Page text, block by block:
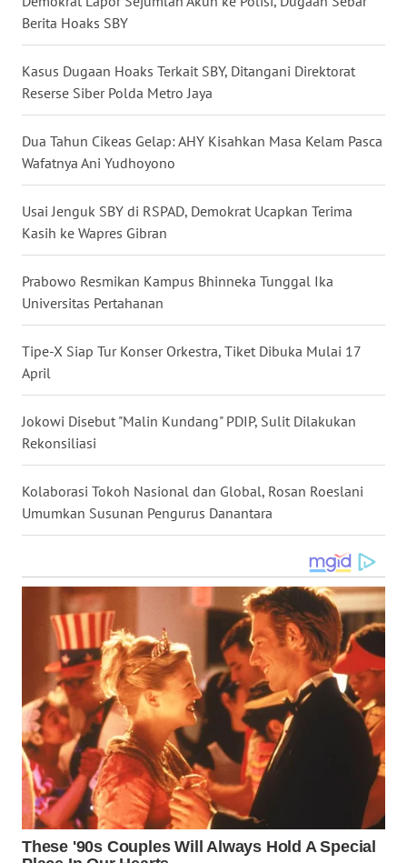
Berita Hoaks SBY
Kasus Dugaan Hoaks Terkait SBY, Ditangani Direktorat
Reserse Siber Polda Metro Jaya
Dua Tahun Cikeas Gelap: AHY Kisahkan Masa Kelam Pasca
Wafatnya Ani Yudhoyono
Usai Jenguk SBY di RSPAD, Demokrat Ucapkan Terima
Kasih ke Wapres Gibran
Prabowo Resmikan Kampus Bhinneka Tunggal Ika
Universitas Pertahanan
Tipe-X Siap Tur Konser Orkestra, Tiket Dibuka Mulai 17
April
Jokowi Disebut "Malin Kundang" PDIP, Sulit Dilakukan
Rekonsiliasi
Kolaborasi Tokoh Nasional dan Global, Rosan Roeslani
Umumkan Susunan Pengurus Danantara
WN
NUSANTARA
WN
WN
JATIM
WN
BALI
WN
KALBAR
WN
KALTENG
WN
KALTARA
WN
KALSEL
KALTIM
WN
SULSEL
WN
GORONTALO
WN
SULUT
WN
MALUKU